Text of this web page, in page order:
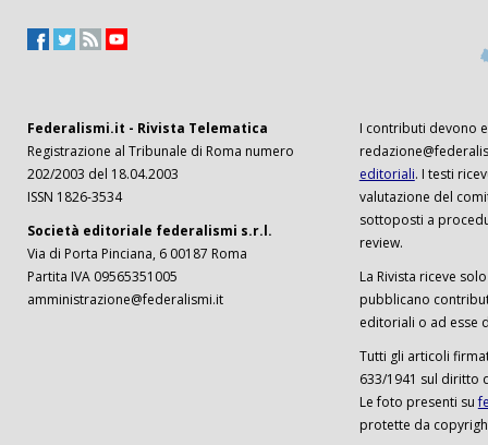
Federalismi.it - Rivista Telematica
Registrazione al Tribunale di Roma numero
202/2003 del 18.04.2003
ISSN 1826-3534
Società editoriale federalismi s.r.l.
Via di Porta Pinciana, 6 00187 Roma
Partita IVA 09565351005
amministrazione@federalismi.it
I contributi devono
editoriali. I testi
valutazione del
sottoposti a
review.
La Rivista riceve
pubblicano
editoriali o ad esse
Tutti gli articoli
633/1941 sul diritto
Le foto presenti su
protette da